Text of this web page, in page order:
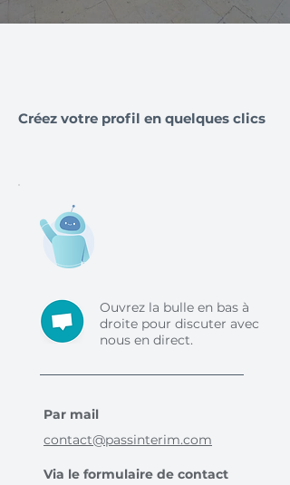
Créez votre profil en quelques clics
Ouvrez la bulle en bas à
droite pour discuter avec
nous en direct.
Par mail
contact@passinterim.com
Via le formulaire de contact